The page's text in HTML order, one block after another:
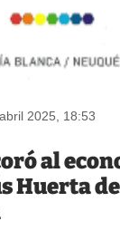
2025, 18:53
al
Huerta